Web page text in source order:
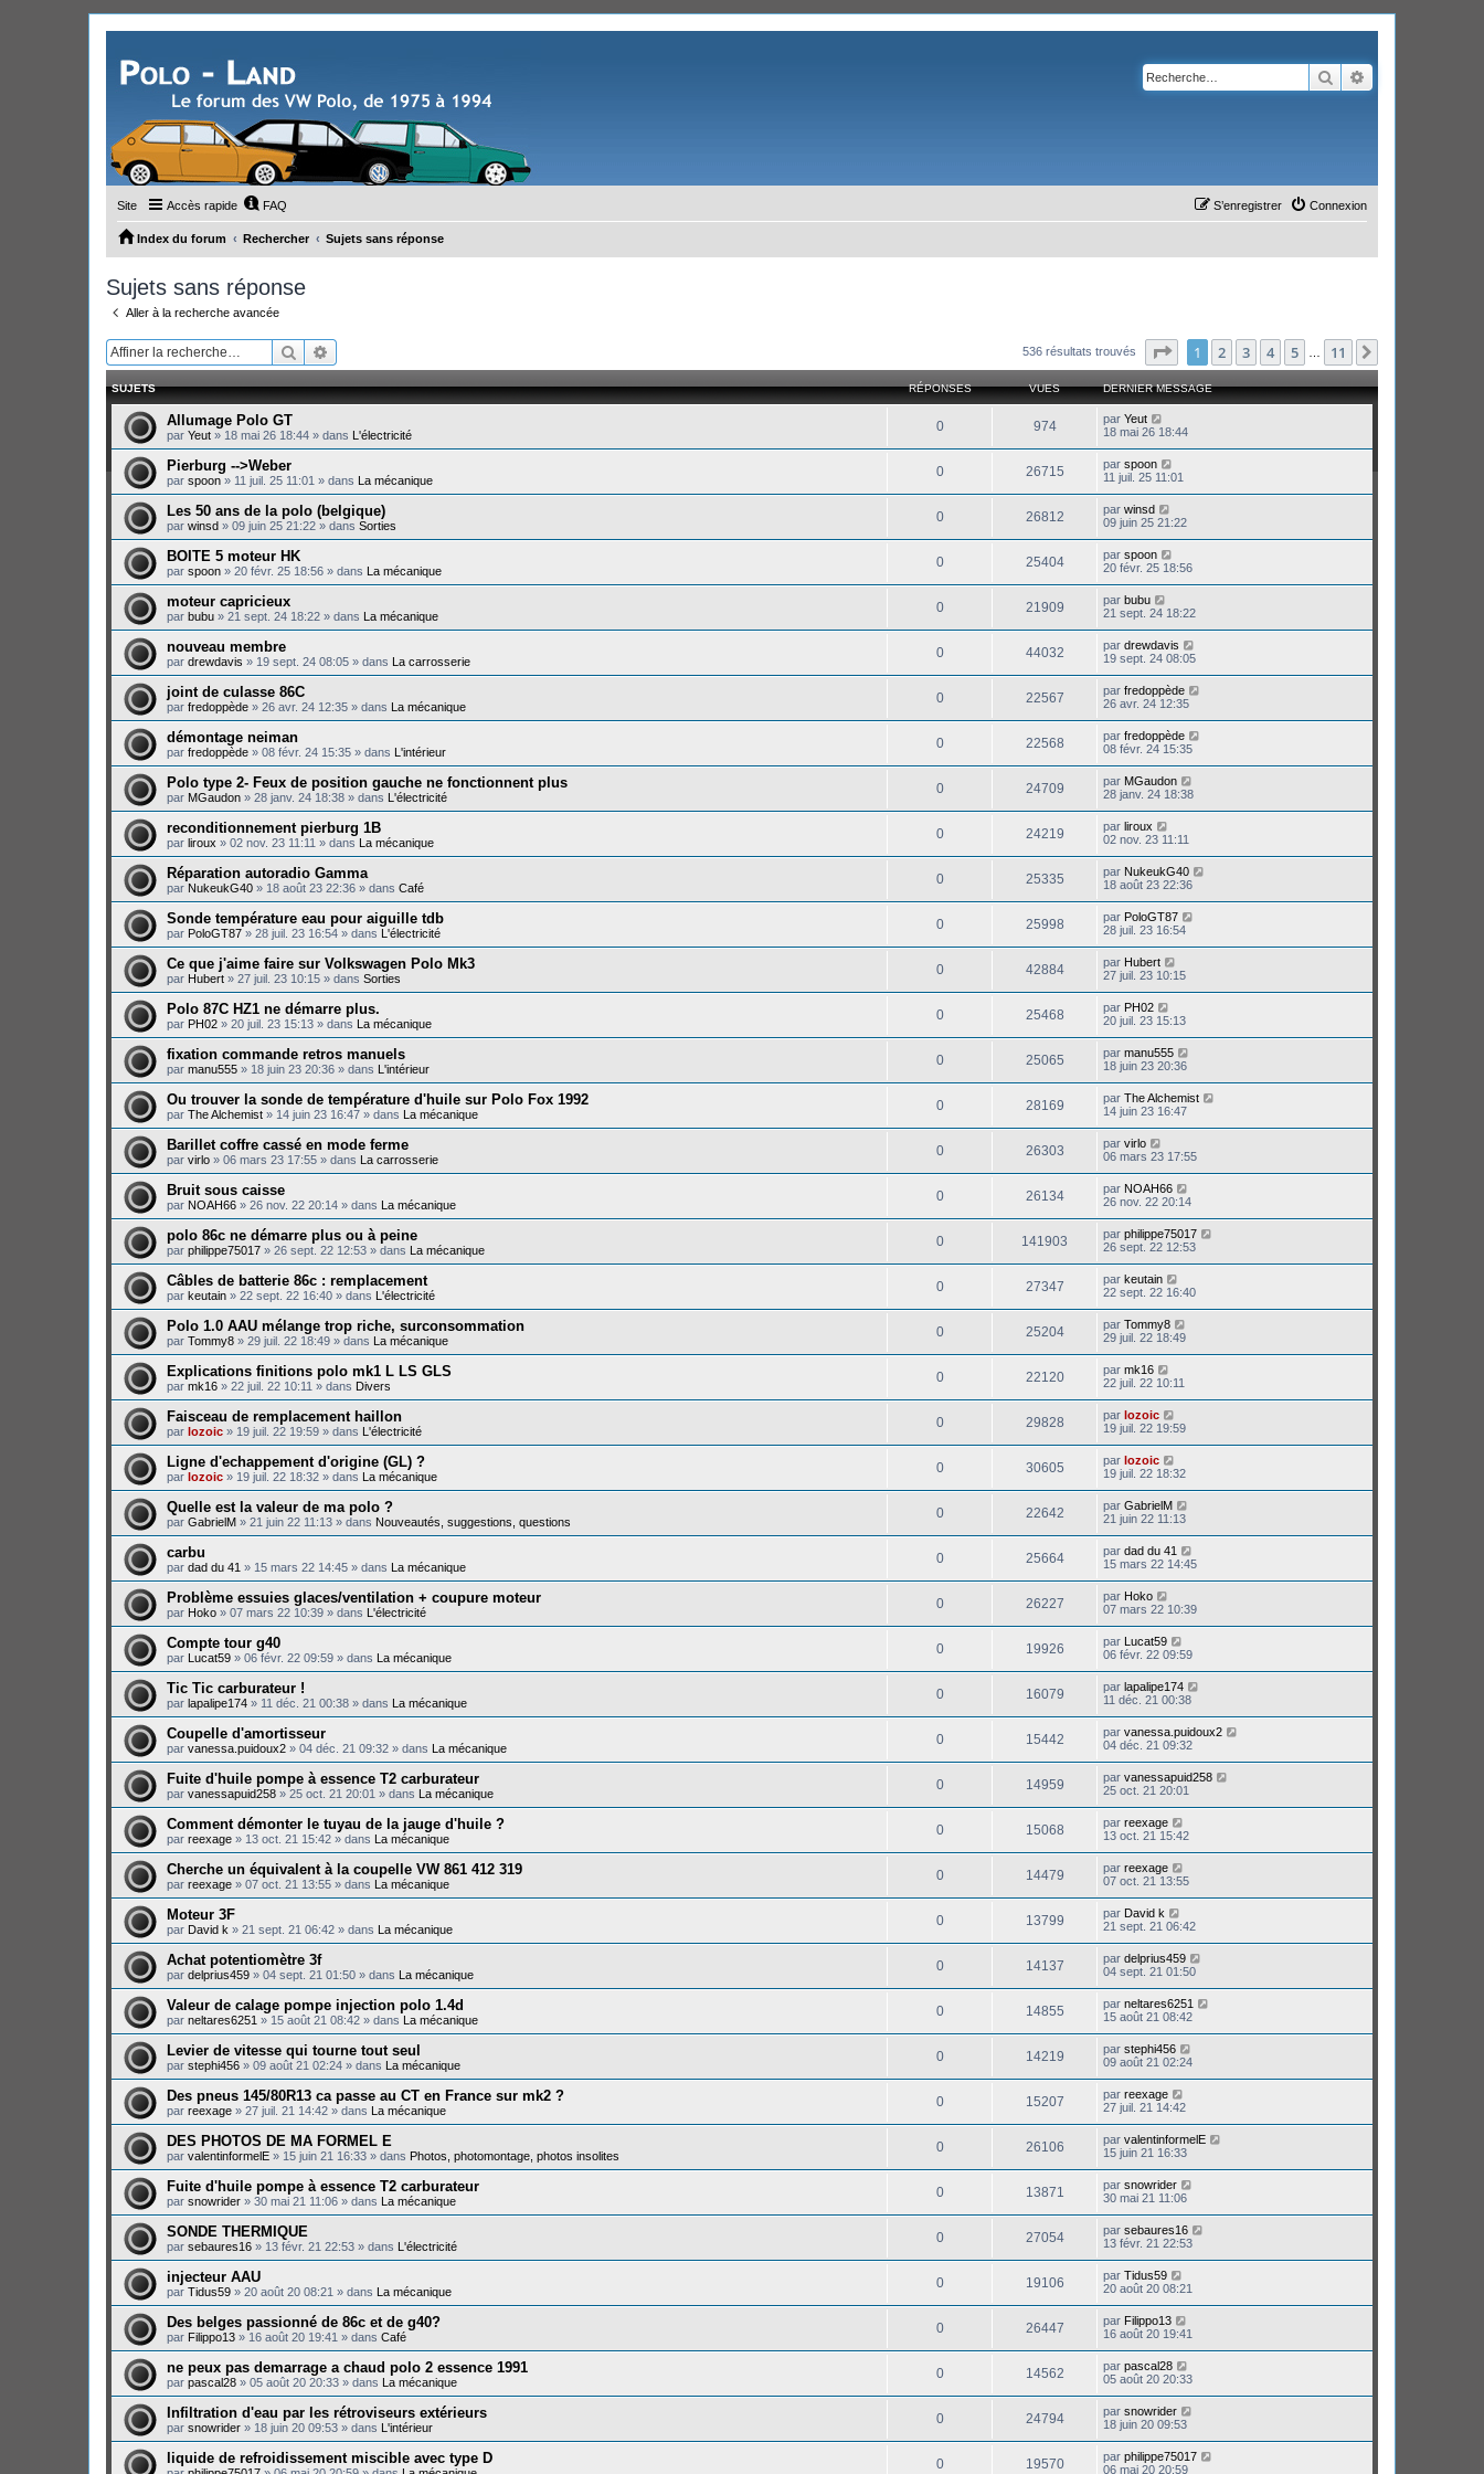
Rechercher
Site Accès rapide FAQ Connexion
S’enregistrer
Index du forum Rechercher Sujets sans réponse
Sujets sans réponse
Aller à la recherche avancée
Rechercher 536 résultats trouvés Page sur11
1 2 3 4 5 11
SUJETS RÉPONSES VUES DERNIER MESSAGE
Allumage Polo GT
par Yeut » 18 mai 26 18:44 » dans L'électricité
0 974 par Yeut
18 mai 26 18:44
Pierburg -->Weber
par spoon » 11 juil. 25 11:01 » dans La mécanique
0 26715 par spoon
11 juil. 25 11:01
Les 50 ans de la polo (belgique)
par winsd » 09 juin 25 21:22 » dans Sorties
0 26812 par winsd
09 juin 25 21:22
BOITE 5 moteur HK
par spoon » 20 févr. 25 18:56 » dans La mécanique
0 25404 par spoon
20 févr. 25 18:56
moteur capricieux
par bubu » 21 sept. 24 18:22 » dans La mécanique
0 21909 par bubu
21 sept. 24 18:22
nouveau membre
par drewdavis » 19 sept. 24 08:05 » dans La carrosserie
0 44032 par drewdavis
19 sept. 24 08:05
joint de culasse 86C
par fredoppède » 26 avr. 24 12:35 » dans La mécanique
0 22567 par fredoppède
26 avr. 24 12:35
démontage neiman
par fredoppède » 08 févr. 24 15:35 » dans L'intérieur
0 22568 par fredoppède
08 févr. 24 15:35
Polo type 2- Feux de position gauche ne fonctionnent plus
par MGaudon » 28 janv. 24 18:38 » dans L'électricité
0 24709 par MGaudon
28 janv. 24 18:38
reconditionnement pierburg 1B
par liroux » 02 nov. 23 11:11 » dans La mécanique
0 24219 par liroux
02 nov. 23 11:11
Réparation autoradio Gamma
par NukeukG40 » 18 août 23 22:36 » dans Café
0 25335 par NukeukG40
18 août 23 22:36
Sonde température eau pour aiguille tdb
par PoloGT87 » 28 juil. 23 16:54 » dans L'électricité
0 25998 par PoloGT87
28 juil. 23 16:54
Ce que j'aime faire sur Volkswagen Polo Mk3
par Hubert » 27 juil. 23 10:15 » dans Sorties
0 42884 par Hubert
27 juil. 23 10:15
Polo 87C HZ1 ne démarre plus.
par PH02 » 20 juil. 23 15:13 » dans La mécanique
0 25468 par PH02
20 juil. 23 15:13
fixation commande retros manuels
par manu555 » 18 juin 23 20:36 » dans L'intérieur
0 25065 par manu555
18 juin 23 20:36
Ou trouver la sonde de température d'huile sur Polo Fox 1992
par The Alchemist » 14 juin 23 16:47 » dans La mécanique
0 28169 par The Alchemist
14 juin 23 16:47
Barillet coffre cassé en mode ferme
par virlo » 06 mars 23 17:55 » dans La carrosserie
0 26303 par virlo
06 mars 23 17:55
Bruit sous caisse
par NOAH66 » 26 nov. 22 20:14 » dans La mécanique
0 26134 par NOAH66
26 nov. 22 20:14
polo 86c ne démarre plus ou à peine
par philippe75017 » 26 sept. 22 12:53 » dans La mécanique
0 141903 par philippe75017
26 sept. 22 12:53
Câbles de batterie 86c : remplacement
par keutain » 22 sept. 22 16:40 » dans L'électricité
0 27347 par keutain
22 sept. 22 16:40
Polo 1.0 AAU mélange trop riche, surconsommation
par Tommy8 » 29 juil. 22 18:49 » dans La mécanique
0 25204 par Tommy8
29 juil. 22 18:49
Explications finitions polo mk1 L LS GLS
par mk16 » 22 juil. 22 10:11 » dans Divers
0 22120 par mk16
22 juil. 22 10:11
Faisceau de remplacement haillon
par lozoic » 19 juil. 22 19:59 » dans L'électricité
0 29828 par lozoic
19 juil. 22 19:59
Ligne d'echappement d'origine (GL) ?
par lozoic » 19 juil. 22 18:32 » dans La mécanique
0 30605 par lozoic
19 juil. 22 18:32
Quelle est la valeur de ma polo ?
par GabrielM » 21 juin 22 11:13 » dans Nouveautés, suggestions, questions
0 22642 par GabrielM
21 juin 22 11:13
carbu
par dad du 41 » 15 mars 22 14:45 » dans La mécanique
0 25664 par dad du 41
15 mars 22 14:45
Problème essuies glaces/ventilation + coupure moteur
par Hoko » 07 mars 22 10:39 » dans L'électricité
0 26227 par Hoko
07 mars 22 10:39
Compte tour g40
par Lucat59 » 06 févr. 22 09:59 » dans La mécanique
0 19926 par Lucat59
06 févr. 22 09:59
Tic Tic carburateur !
par lapalipe174 » 11 déc. 21 00:38 » dans La mécanique
0 16079 par lapalipe174
11 déc. 21 00:38
Coupelle d'amortisseur
par vanessa.puidoux2 » 04 déc. 21 09:32 » dans La mécanique
0 15442 par vanessa.puidoux2
04 déc. 21 09:32
Fuite d'huile pompe à essence T2 carburateur
par vanessapuid258 » 25 oct. 21 20:01 » dans La mécanique
0 14959 par vanessapuid258
25 oct. 21 20:01
Comment démonter le tuyau de la jauge d'huile ?
par reexage » 13 oct. 21 15:42 » dans La mécanique
0 15068 par reexage
13 oct. 21 15:42
Cherche un équivalent à la coupelle VW 861 412 319
par reexage » 07 oct. 21 13:55 » dans La mécanique
0 14479 par reexage
07 oct. 21 13:55
Moteur 3F
par David k » 21 sept. 21 06:42 » dans La mécanique
0 13799 par David k
21 sept. 21 06:42
Achat potentiomètre 3f
par delprius459 » 04 sept. 21 01:50 » dans La mécanique
0 14137 par delprius459
04 sept. 21 01:50
Valeur de calage pompe injection polo 1.4d
par neltares6251 » 15 août 21 08:42 » dans La mécanique
0 14855 par neltares6251
15 août 21 08:42
Levier de vitesse qui tourne tout seul
par stephi456 » 09 août 21 02:24 » dans La mécanique
0 14219 par stephi456
09 août 21 02:24
Des pneus 145/80R13 ca passe au CT en France sur mk2 ?
par reexage » 27 juil. 21 14:42 » dans La mécanique
0 15207 par reexage
27 juil. 21 14:42
DES PHOTOS DE MA FORMEL E
par valentinformelE » 15 juin 21 16:33 » dans Photos, photomontage, photos insolites
0 26106 par valentinformelE
15 juin 21 16:33
Fuite d'huile pompe à essence T2 carburateur
par snowrider » 30 mai 21 11:06 » dans La mécanique
0 13871 par snowrider
30 mai 21 11:06
SONDE THERMIQUE
par sebaures16 » 13 févr. 21 22:53 » dans L'électricité
0 27054 par sebaures16
13 févr. 21 22:53
injecteur AAU
par Tidus59 » 20 août 20 08:21 » dans La mécanique
0 19106 par Tidus59
20 août 20 08:21
Des belges passionné de 86c et de g40?
par Filippo13 » 16 août 20 19:41 » dans Café
0 26447 par Filippo13
16 août 20 19:41
ne peux pas demarrage a chaud polo 2 essence 1991
par pascal28 » 05 août 20 20:33 » dans La mécanique
0 14562 par pascal28
05 août 20 20:33
Infiltration d'eau par les rétroviseurs extérieurs
par snowrider » 18 juin 20 09:53 » dans L'intérieur
0 24794 par snowrider
18 juin 20 09:53
liquide de refroidissement miscible avec type D 0 19570 par philippe75017
06 mai 20 20:59